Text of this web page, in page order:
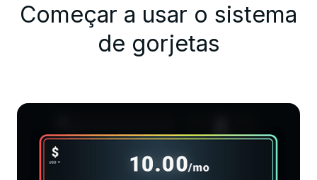
Começar a usar o sistema
de gorjetas